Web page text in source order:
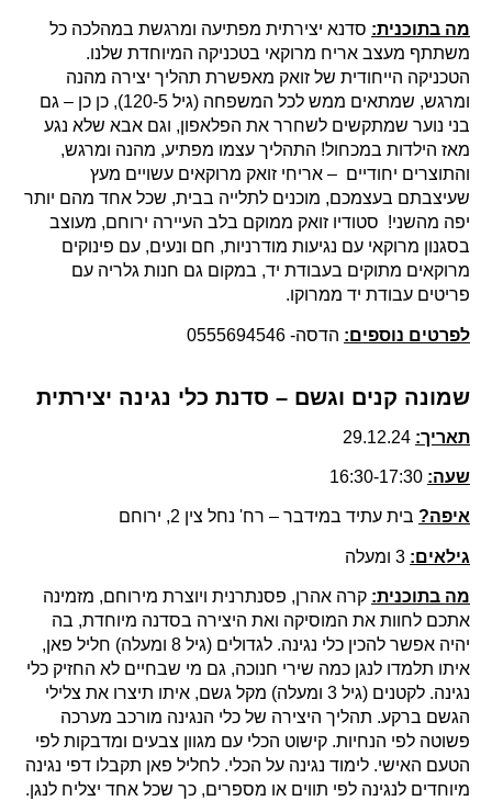
מה בתוכנית: סדנא יצירתית מפתיעה ומרגשת במהלכה כל
משתתף מעצב אריח מרוקאי בטכניקה המיוחדת שלנו.
הטכניקה הייחודית של זואק מאפשרת תהליך יצירה מהנה
ומרגש, שמתאים ממש לכל המשפחה (גיל 120-5), כן כן – גם
בני נוער שמתקשים לשחרר את הפלאפון, וגם אבא שלא נגע
מאז הילדות במכחול! התהליך עצמו מפתיע, מהנה ומרגש,
והתוצרים יחודיים – אריחי זואק מרוקאים עשויים מעץ
שעיצבתם בעצמכם, מוכנים לתלייה בבית, שכל אחד מהם יותר
יפה מהשני! סטודיו זואק ממוקם בלב העיירה ירוחם, מעוצב
בסגנון מרוקאי עם נגיעות מודרניות, חם ונעים, עם פינוקים
מרוקאים מתוקים בעבודת יד, במקום גם חנות גלריה עם
פריטים עבודת יד ממרוקו.
לפרטים נוספים: הדסה- 0555694546
שמונה קנים וגשם – סדנת כלי נגינה יצירתית
תאריך:
שעה:
איפה? בית עתיד במידבר – רח' נחל צין 2, ירוחם
גילאים:
מה בתוכנית: קרה אהרן, פסנתרנית ויוצרת מירוחם, מזמינה
אתכם לחוות את המוסיקה ואת היצירה בסדנה מיוחדת, בה
יהיה אפשר להכין כלי נגינה. לגדולים (גיל 8 ומעלה) חליל פאן,
איתו תלמדו לנגן כמה שירי חנוכה, גם מי שבחיים לא החזיק כלי
נגינה. לקטנים (גיל 3 ומעלה) מקל גשם, איתו תיצרו את צלילי
הגשם ברקע. תהליך היצירה של כלי הנגינה מורכב מערכה
פשוטה לפי הנחיות. קישוט הכלי עם מגוון צבעים ומדבקות לפי
הטעם האישי. לימוד נגינה על הכלי. לחליל פאן תקבלו דפי נגינה
מיוחדים לנגינה לפי תווים או מספרים, כך שכל אחד יצליח לנגן.